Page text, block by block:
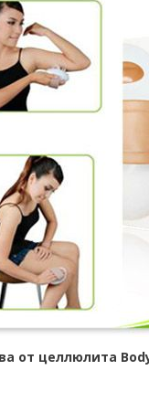
от целлюлита